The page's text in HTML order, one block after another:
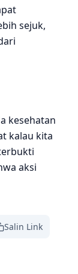
sejuk,
kesehatan
kalau kita
aksi
Salin Link